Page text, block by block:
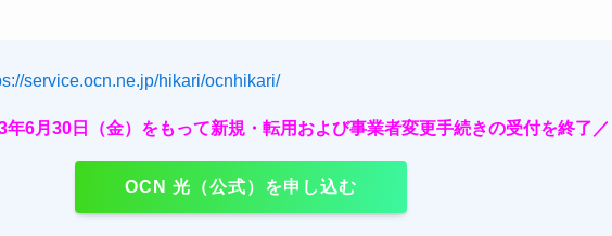
service.ocn.ne.jp/hikari/ocnhikari/
年6月30日（金）をもって新規・転用および事業者変更手続きの受付を終了 ／
OCN 光（公式）を申し込む